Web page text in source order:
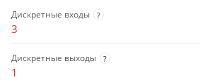
Дискретные входы ?
3
Дискретные выходы ?
1